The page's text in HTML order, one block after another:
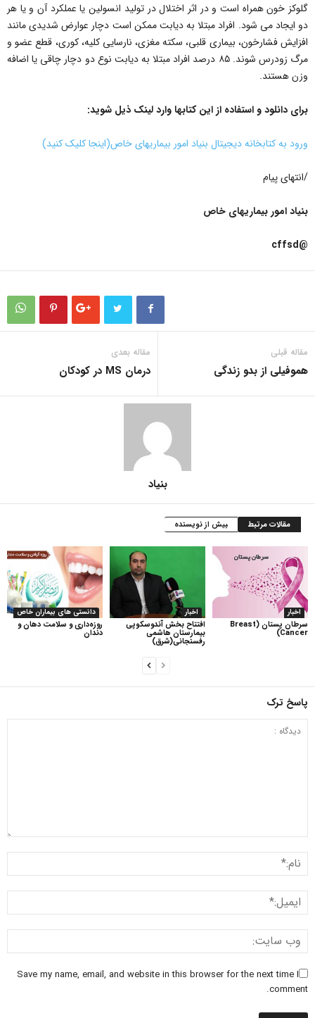
گلوکز خون همراه است و در اثر اختلال در تولید انسولین یا عملکرد آن و یا هر
دو ایجاد می شود. افراد مبتلا به دیابت ممکن است دچار عوارض شدیدی مانند
افزایش فشارخون، بیماری قلبی، سکته مغزی، نارسایی کلیه، کوری، قطع عضو و
مرگ زودرس شوند. ۸۵ درصد افراد مبتلا به دیابت نوع دو دچار چاقی یا اضافه
وزن هستند.
برای دانلود و استفاده از این کتابها وارد لینک ذیل شوید:
ورود به کتابخانه دیجیتال بنیاد امور بیماریهای خاص(اینجا کلیک کنید)
/انتهای پیام
بنیاد امور بیماریهای خاص
@cffsd
مقاله قبلی
هموفیلی از بدو زندگی
مقاله بعدی
درمان MS در کودکان
بنیاد
مقالات مرتبط بیش از نویسنده
دانستی های بیماران خاص
روزه‌داری و سلامت دهان و
دندان
اخبار
افتتاح بخش آندوسکوپی
بیمارستان هاشمی
رفسنجانی(شرق)
اخبار
سرطان پستان (Breast
Cancer)
پاسخ ترک
Save my name, email, and website in this browser for the next time I
comment.